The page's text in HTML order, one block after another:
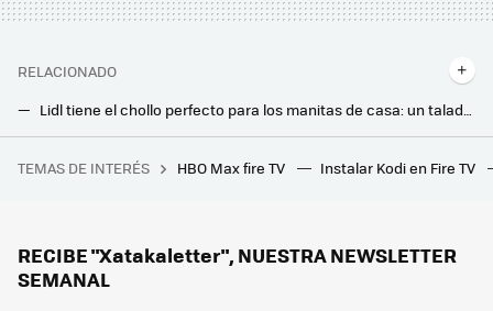
RELACIONADO
Lidl tiene el chollo perfecto para los manitas de casa: un taladro con batería a precio imbatible
Lidl va a agotar este mueble auxiliar perfecto para tu minipiso: decora y, además, amplía el almacenaje
El SEPE tiene ofertas de trabajo que no requieren experiencia y con sueldos de hasta 30.000 euros: así puedes consultarlas
TEMAS DE INTERÉS HBO Max fire TV Instalar Kodi en Fire TV
RECIBE "Xatakaletter", NUESTRA NEWSLETTER
SEMANAL